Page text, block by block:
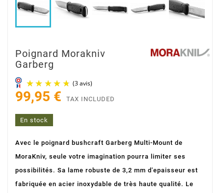
Poignard Morakniv
Garberg
99,95 € TAX INCLUDED
En stock
Avec le poignard bushcraft Garberg Multi-Mount de
MoraKniv, seule votre imagination pourra limiter ses
possibilités. Sa lame robuste de 3,2 mm d'epaisseur est
fabriquée en acier inoxydable de très haute qualité. Le